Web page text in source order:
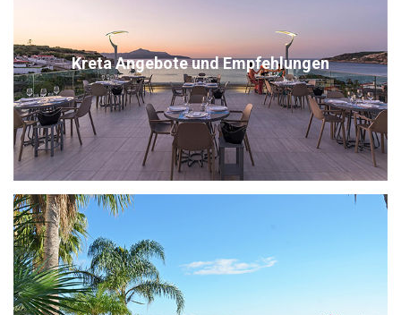
Kreta Angebote und Empfehlungen